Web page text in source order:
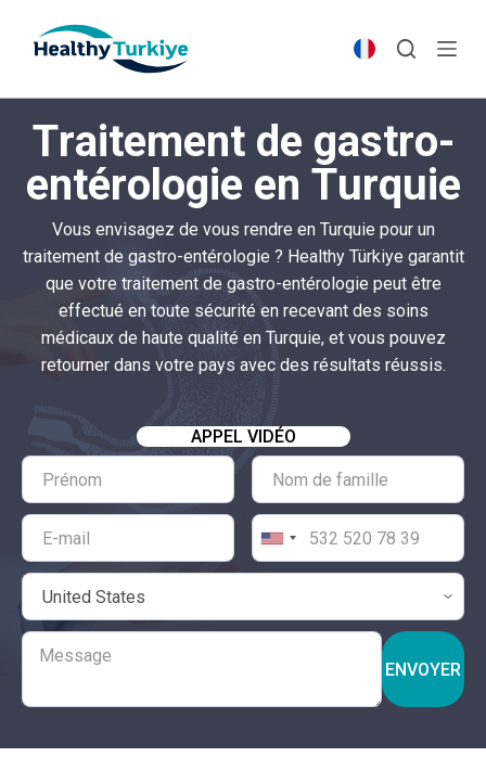
p
c
t
Traitement de gastro-
entérologie en Turquie
Vous envisagez de vous rendre en Turquie pour un
traitement de gastro-entérologie ? Healthy Türkiye garantit
que votre traitement de gastro-entérologie peut être
effectué en toute sécurité en recevant des soins
médicaux de haute qualité en Turquie, et vous pouvez
retourner dans votre pays avec des résultats réussis.
APPEL VIDÉO
ENVOYER